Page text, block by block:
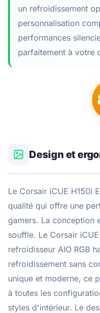
un refroidissement
personnalisation
performances
parfaitement à votre
Design et
Le Corsair iCUE H150i
qualité qui offre une
gamers. La conception
souffle. Le Corsair
refroidisseur AIO RGB
refroidissement sans
unique et moderne, ce
à toutes les
styles d'intérieur. Le